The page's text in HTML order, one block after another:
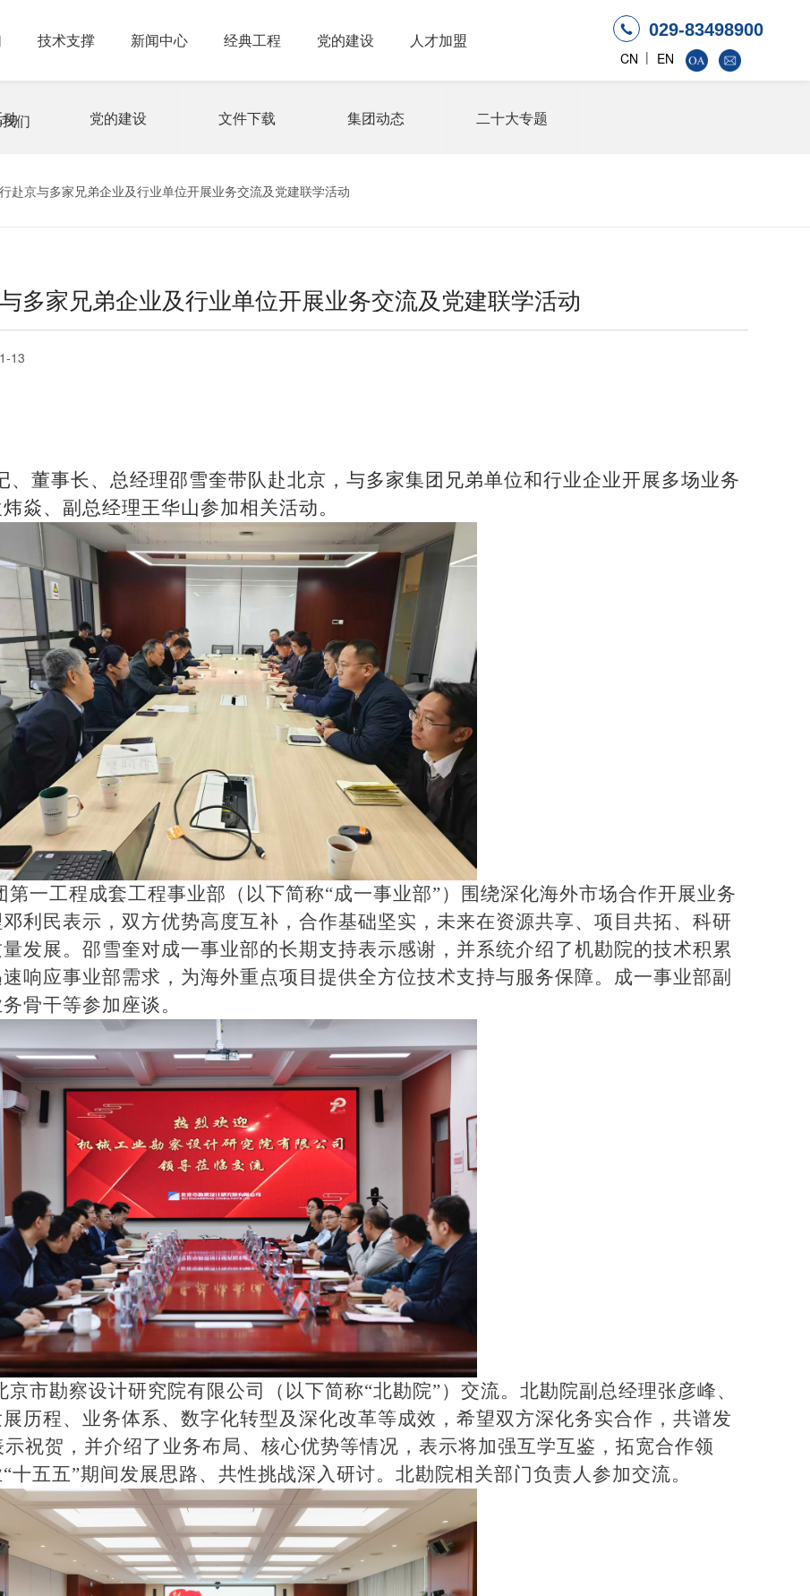
技术支撑 新闻中心 经典工程 党的建设 人才加盟
们
029-83498900
CN | EN
动 党的建设 文件下载 集团动态 二十大专题
赴京与多家兄弟企业及行业单位开展业务交流及党建联学活动
多家兄弟企业及行业单位开展业务交流及党建联学活动
13
、董事长、总经理邵雪奎带队赴北京，与多家集团兄弟单位和行业企业开展多场业务
焱、副总经理王华山参加相关活动。
一工程成套工程事业部（以下简称“成一事业部”）围绕深化海外市场合作开展业务
利民表示，双方优势高度互补，合作基础坚实，未来在资源共享、项目共拓、科研
发展。邵雪奎对成一事业部的长期支持表示感谢，并系统介绍了机勘院的技术积累
响应事业部需求，为海外重点项目提供全方位技术支持与服务保障。成一事业部副
骨干等参加座谈。
市勘察设计研究院有限公司（以下简称“北勘院”）交流。北勘院副总经理张彦峰、
历程、业务体系、数字化转型及深化改革等成效，希望双方深化务实合作，共谱发
祝贺，并介绍了业务布局、核心优势等情况，表示将加强互学互鉴，拓宽合作领
五五”期间发展思路、共性挑战深入研讨。北勘院相关部门负责人参加交流。